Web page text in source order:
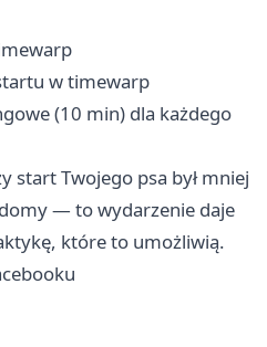
w timewarp
(10 min) dla każdego
start Twojego psa był mniej
— to wydarzenie daje
które to umożliwią.